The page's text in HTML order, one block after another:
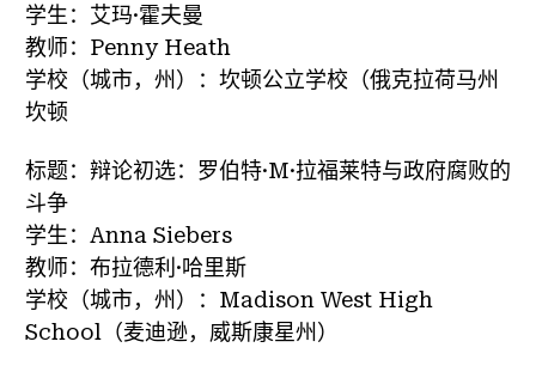
学生：艾玛·霍夫曼
教师：Penny Heath
学校（城市，州）：坎顿公立学校（俄克拉荷马州
坎顿
标题：辩论初选：罗伯特·M·拉福莱特与政府腐败的
斗争
学生：Anna Siebers
教师：布拉德利·哈里斯
学校（城市，州）：Madison West High
School（麦迪逊，威斯康星州）